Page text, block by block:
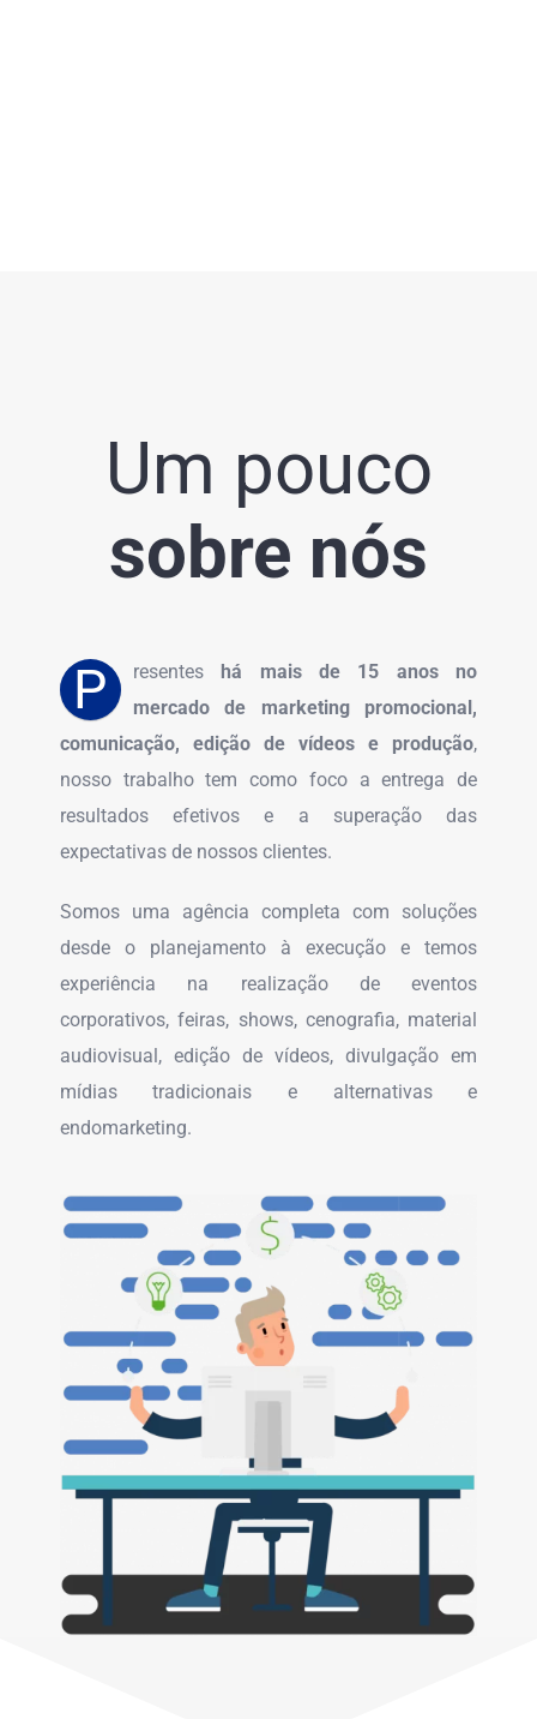
Um pouco
sobre nós
P resentes há mais de 15 anos no
mercado de marketing promocional,
comunicação, edição de vídeos e produção,
nosso trabalho tem como foco a entrega de
resultados efetivos e a superação das
expectativas de nossos clientes.
Somos uma agência completa com soluções
desde o planejamento à execução e temos
experiência na realização de eventos
corporativos, feiras, shows, cenografia, material
audiovisual, edição de vídeos, divulgação em
mídias tradicionais e alternativas e
endomarketing.